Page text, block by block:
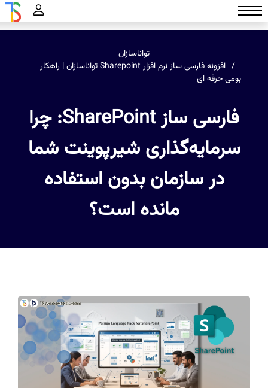
تواناسازان
افزونه فارسی ساز نرم افزار Sharepoint تواناسازان | راهکار
بومی‌ حرفه ای
فارسی ساز SharePoint: چرا
سرمایه‌گذاری شیرپوینت شما
در سازمان بدون استفاده
مانده است؟